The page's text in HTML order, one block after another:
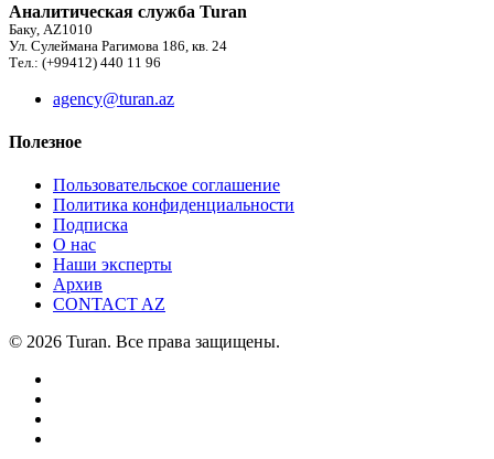
Аналитическая служба Turan
Баку, AZ1010
Ул. Сулеймана Рагимова 186, кв. 24
Тел.: (+99412) 440 11 96
agency@turan.az
Полезное
Пользовательское соглашение
Политика конфиденциальности
Подписка
О нас
Наши эксперты
Архив
CONTACT AZ
© 2026 Turan. Все права защищены.